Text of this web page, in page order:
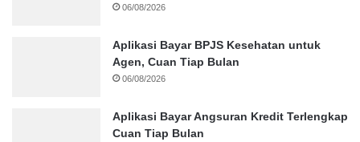
06/08/2026
Aplikasi Bayar BPJS Kesehatan untuk
Agen, Cuan Tiap Bulan
06/08/2026
Aplikasi Bayar Angsuran Kredit Terlengkap
Cuan Tiap Bulan